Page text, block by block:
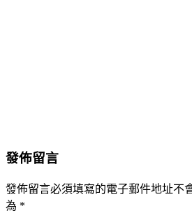
發佈留言
發佈留言必須填寫的電子郵件地址不
為 *